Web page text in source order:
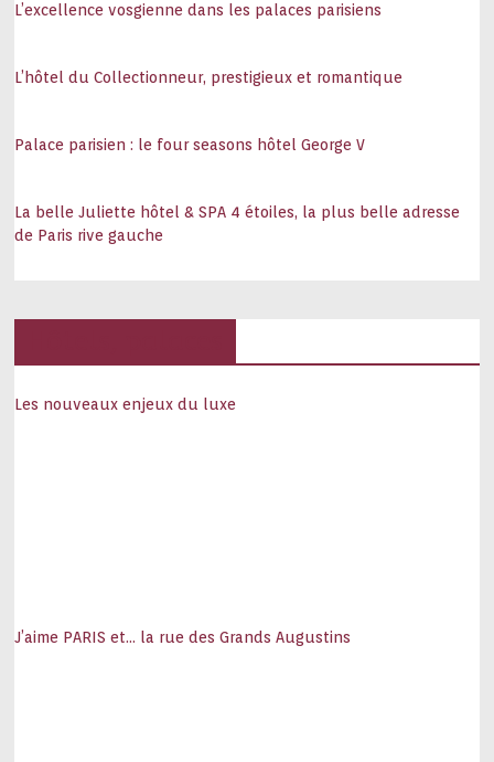
L’excellence vosgienne dans les palaces parisiens
L’hôtel du Collectionneur, prestigieux et romantique
Palace parisien : le four seasons hôtel George V
La belle Juliette hôtel & SPA 4 étoiles, la plus belle adresse
de Paris rive gauche
Les nouveaux enjeux du luxe
J’aime PARIS et… la rue des Grands Augustins